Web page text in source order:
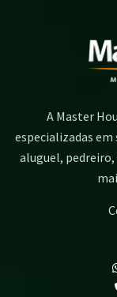
A Master
especializadas
aluguel,